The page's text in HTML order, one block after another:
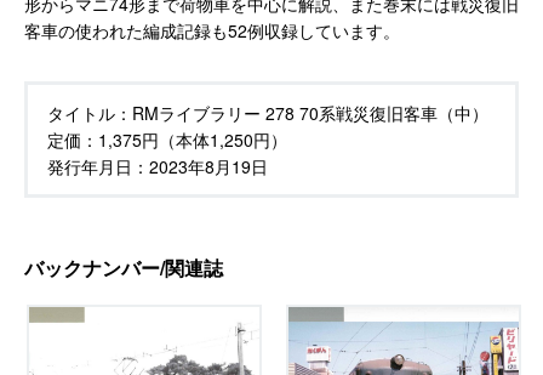
客車の使われた編成記録も52例収録しています。
タイトル： RMライブラリー 278 70系戦災復旧客車（中）
定価： 1,375円（本体1,250円）
発行年月日： 2023年8月19日
バックナンバー/関連誌